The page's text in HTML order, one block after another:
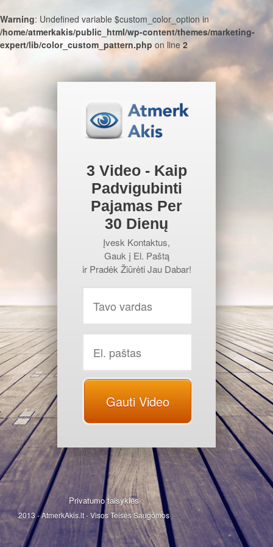
Warning: Undefined variable $custom_color_option in
/home/atmerkakis/public_html/wp-content/themes/marketing-
expert/lib/color_custom_pattern.php on line2
3 Video - Kaip
Padvigubinti
Pajamas Per
30 Dienų
Įvesk Kontaktus,
Gauk į El. Paštą
ir Pradėk Žiūrėti Jau Dabar!
Gauti Video
Privatumo taisyklės
2013 - AtmerkAkis.lt - Visos Teisės Saugomos